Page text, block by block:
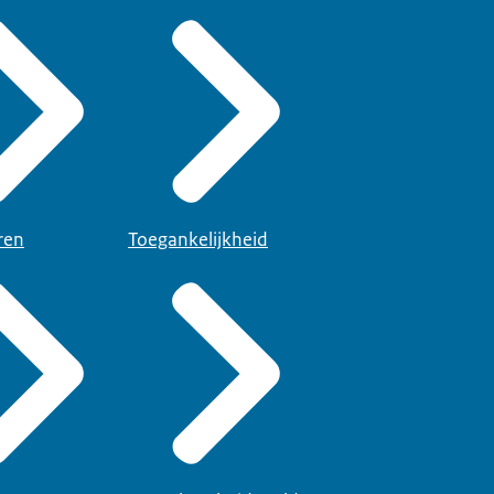
Toegankelijkheid